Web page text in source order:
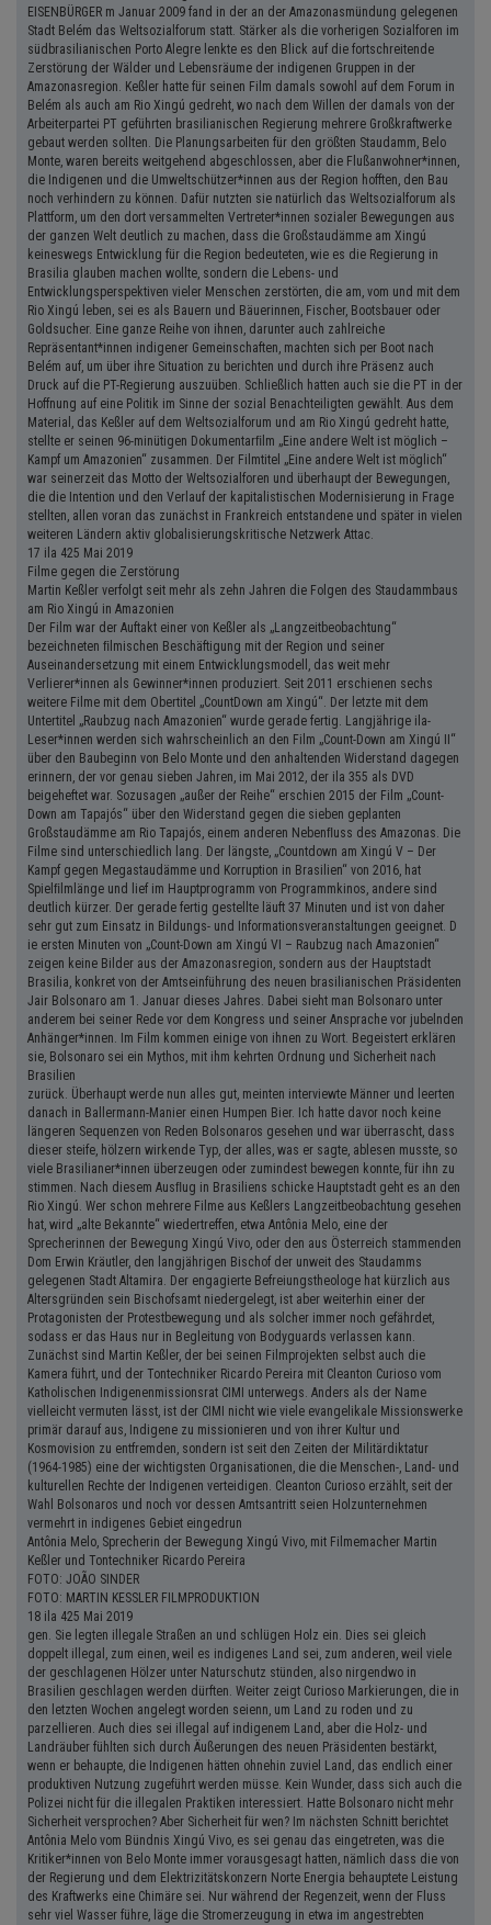
EISENBÜRGER m Januar 2009 fand in der an der Amazonasmündung gelegenen
Stadt Belém das Weltsozialforum statt. Stärker als die vorherigen Sozialforen im
südbrasilianischen Porto Alegre lenkte es den Blick auf die fortschreitende
Zerstörung der Wälder und Lebensräume der indigenen Gruppen in der
Amazonasregion. Keßler hatte für seinen Film damals sowohl auf dem Forum in
Belém als auch am Rio Xingú gedreht, wo nach dem Willen der damals von der
Arbeiterpartei PT geführten brasilianischen Regierung mehrere Großkraftwerke
gebaut werden sollten. Die Planungsarbeiten für den größten Staudamm, Belo
Monte, waren bereits weitgehend abgeschlossen, aber die Flußanwohner*innen,
die Indigenen und die Umweltschützer*innen aus der Region hofften, den Bau
noch verhindern zu können. Dafür nutzten sie natürlich das Weltsozialforum als
Plattform, um den dort versammelten Vertreter*innen sozialer Bewegungen aus
der ganzen Welt deutlich zu machen, dass die Großstaudämme am Xingú
keineswegs Entwicklung für die Region bedeuteten, wie es die Regierung in
Brasilia glauben machen wollte, sondern die Lebens- und
Entwicklungsperspektiven vieler Menschen zerstörten, die am, vom und mit dem
Rio Xingú leben, sei es als Bauern und Bäuerinnen, Fischer, Bootsbauer oder
Goldsucher. Eine ganze Reihe von ihnen, darunter auch zahlreiche
Repräsentant*innen indigener Gemeinschaften, machten sich per Boot nach
Belém auf, um über ihre Situation zu berichten und durch ihre Präsenz auch
Druck auf die PT-Regierung auszuüben. Schließlich hatten auch sie die PT in der
Hoffnung auf eine Politik im Sinne der sozial Benachteiligten gewählt. Aus dem
Material, das Keßler auf dem Weltsozialforum und am Rio Xingú gedreht hatte,
stellte er seinen 96-minütigen Dokumentarﬁlm „Eine andere Welt ist möglich –
Kampf um Amazonien“ zusammen. Der Filmtitel „Eine andere Welt ist möglich“
war seinerzeit das Motto der Weltsozialforen und überhaupt der Bewegungen,
die die Intention und den Verlauf der kapitalistischen Modernisierung in Frage
stellten, allen voran das zunächst in Frankreich entstandene und später in vielen
weiteren Ländern aktiv globalisierungskritische Netzwerk Attac.
17 ila 425 Mai 2019
Filme gegen die Zerstörung
Martin Keßler verfolgt seit mehr als zehn Jahren die Folgen des Staudammbaus
am Rio Xingú in Amazonien
Der Film war der Auftakt einer von Keßler als „Langzeitbeobachtung“
bezeichneten ﬁlmischen Beschäftigung mit der Region und seiner
Auseinandersetzung mit einem Entwicklungsmodell, das weit mehr
Verlierer*innen als Gewinner*innen produziert. Seit 2011 erschienen sechs
weitere Filme mit dem Obertitel „CountDown am Xingú“. Der letzte mit dem
Untertitel „Raubzug nach Amazonien“ wurde gerade fertig. Langjährige ila-
Leser*innen werden sich wahrscheinlich an den Film „Count-Down am Xingú II“
über den Baubeginn von Belo Monte und den anhaltenden Widerstand dagegen
erinnern, der vor genau sieben Jahren, im Mai 2012, der ila 355 als DVD
beigeheftet war. Sozusagen „außer der Reihe“ erschien 2015 der Film „Count-
Down am Tapajós“ über den Widerstand gegen die sieben geplanten
Großstaudämme am Rio Tapajós, einem anderen Nebenﬂuss des Amazonas. Die
Filme sind unterschiedlich lang. Der längste, „Countdown am Xingú V – Der
Kampf gegen Megastaudämme und Korruption in Brasilien“ von 2016, hat
Spielﬁlmlänge und lief im Hauptprogramm von Programmkinos, andere sind
deutlich kürzer. Der gerade fertig gestellte läuft 37 Minuten und ist von daher
sehr gut zum Einsatz in Bildungs- und Informationsveranstaltungen geeignet. D
ie ersten Minuten von „Count-Down am Xingú VI – Raubzug nach Amazonien“
zeigen keine Bilder aus der Amazonasregion, sondern aus der Hauptstadt
Brasilia, konkret von der Amtseinführung des neuen brasilianischen Präsidenten
Jair Bolsonaro am 1. Januar dieses Jahres. Dabei sieht man Bolsonaro unter
anderem bei seiner Rede vor dem Kongress und seiner Ansprache vor jubelnden
Anhänger*innen. Im Film kommen einige von ihnen zu Wort. Begeistert erklären
sie, Bolsonaro sei ein Mythos, mit ihm kehrten Ordnung und Sicherheit nach
Brasilien
zurück. Überhaupt werde nun alles gut, meinten interviewte Männer und leerten
danach in Ballermann-Manier einen Humpen Bier. Ich hatte davor noch keine
längeren Sequenzen von Reden Bolsonaros gesehen und war überrascht, dass
dieser steife, hölzern wirkende Typ, der alles, was er sagte, ablesen musste, so
viele Brasilianer*innen überzeugen oder zumindest bewegen konnte, für ihn zu
stimmen. Nach diesem Ausﬂug in Brasiliens schicke Hauptstadt geht es an den
Rio Xingú. Wer schon mehrere Filme aus Keßlers Langzeitbeobachtung gesehen
hat, wird „alte Bekannte“ wiedertreffen, etwa Antônia Melo, eine der
Sprecherinnen der Bewegung Xingú Vivo, oder den aus Österreich stammenden
Dom Erwin Kräutler, den langjährigen Bischof der unweit des Staudamms
gelegenen Stadt Altamira. Der engagierte Befreiungstheologe hat kürzlich aus
Altersgründen sein Bischofsamt niedergelegt, ist aber weiterhin einer der
Protagonisten der Protestbewegung und als solcher immer noch gefährdet,
sodass er das Haus nur in Begleitung von Bodyguards verlassen kann.
Zunächst sind Martin Keßler, der bei seinen Filmprojekten selbst auch die
Kamera führt, und der Tontechniker Ricardo Pereira mit Cleanton Curioso vom
Katholischen Indigenenmissionsrat CIMI unterwegs. Anders als der Name
vielleicht vermuten lässt, ist der CIMI nicht wie viele evangelikale Missionswerke
primär darauf aus, Indigene zu missionieren und von ihrer Kultur und
Kosmovision zu entfremden, sondern ist seit den Zeiten der Militärdiktatur
(1964-1985) eine der wichtigsten Organisationen, die die Menschen-, Land- und
kulturellen Rechte der Indigenen verteidigen. Cleanton Curioso erzählt, seit der
Wahl Bolsonaros und noch vor dessen Amtsantritt seien Holzunternehmen
vermehrt in indigenes Gebiet eingedrun
Antônia Melo, Sprecherin der Bewegung Xingú Vivo, mit Filmemacher Martin
Keßler und Tontechniker Ricardo Pereira
FOTO: JOÃO SINDER
FOTO: MARTIN KESSLER FILMPRODUKTION
18 ila 425 Mai 2019
gen. Sie legten illegale Straßen an und schlügen Holz ein. Dies sei gleich
doppelt illegal, zum einen, weil es indigenes Land sei, zum anderen, weil viele
der geschlagenen Hölzer unter Naturschutz stünden, also nirgendwo in
Brasilien geschlagen werden dürften. Weiter zeigt Curioso Markierungen, die in
den letzten Wochen angelegt worden seienn, um Land zu roden und zu
parzellieren. Auch dies sei illegal auf indigenem Land, aber die Holz- und
Landräuber fühlten sich durch Äußerungen des neuen Präsidenten bestärkt,
wenn er behaupte, die Indigenen hätten ohnehin zuviel Land, das endlich einer
produktiven Nutzung zugeführt werden müsse. Kein Wunder, dass sich auch die
Polizei nicht für die illegalen Praktiken interessiert. Hatte Bolsonaro nicht mehr
Sicherheit versprochen? Aber Sicherheit für wen? Im nächsten Schnitt berichtet
Antônia Melo vom Bündnis Xingú Vivo, es sei genau das eingetreten, was die
Kritiker*innen von Belo Monte immer vorausgesagt hatten, nämlich dass die von
der Regierung und dem Elektrizitätskonzern Norte Energia behauptete Leistung
des Kraftwerks eine Chimäre sei. Nur während der Regenzeit, wenn der Fluss
sehr viel Wasser führe, läge die Stromerzeugung in etwa im angestrebten